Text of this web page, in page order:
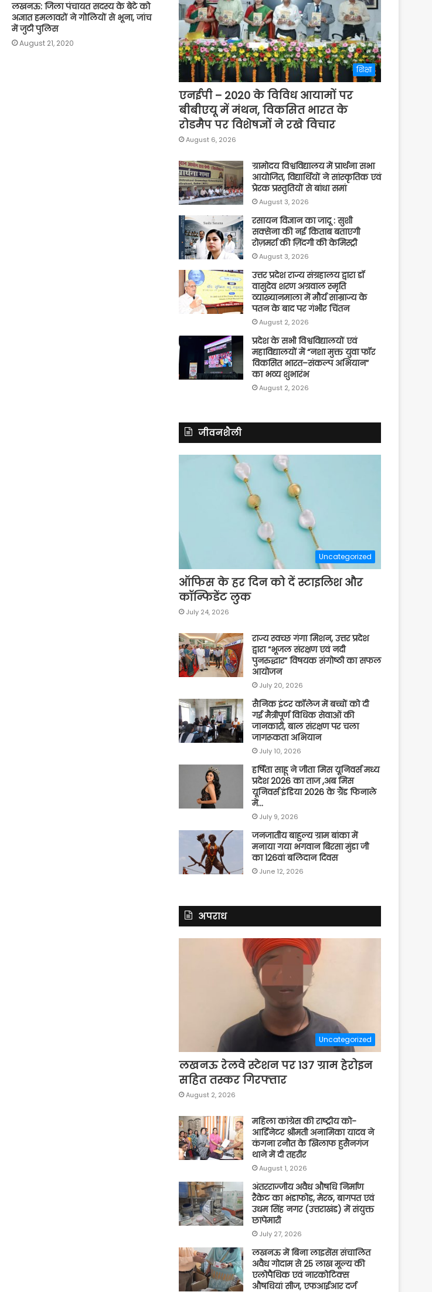
लखनऊ: जिला पंचायत सदस्य के बेटे को
अज्ञात हमलावरों ने गोलियों से भूना, जांच
में जुटी पुलिस
August 21, 2020
शिक्षा
एनईपी – 2020 के विविध आयामों पर
बीबीएयू में मंथन, विकसित भारत के
रोडमैप पर विशेषज्ञों ने रखे विचार
August 6, 2026
ग्रामोदय विश्वविद्यालय में प्रार्थना सभा
आयोजित, विद्यार्थियों ने सांस्कृतिक एवं
प्रेरक प्रस्तुतियों से बांधा समां
August 3, 2026
रसायन विज्ञान का जादू : सुशी
सक्सेना की नई किताब बताएगी
रोज़मर्रा की ज़िंदगी की केमिस्ट्री
August 3, 2026
उत्तर प्रदेश राज्य संग्रहालय द्वारा डॉ
वासुदेव शरण अग्रवाल स्मृति
व्याख्यानमाला में मौर्य साम्राज्य के
पतन के बाद पर गंभीर चिंतन
August 2, 2026
प्रदेश के सभी विश्वविद्यालयों एवं
महाविद्यालयों में “नशा मुक्त युवा फॉर
विकसित भारत–संकल्प अभियान”
का भव्य शुभारंभ
August 2, 2026
जीवनशैली
Uncategorized
ऑफिस के हर दिन को दें स्टाइलिश और
कॉन्फिडेंट लुक
July 24, 2026
राज्य स्वच्छ गंगा मिशन, उत्तर प्रदेश
द्वारा “भूजल संरक्षण एवं नदी
पुनरुद्धार” विषयक संगोष्ठी का सफल
आयोजन
July 20, 2026
सैनिक इंटर कॉलेज में बच्चों को दी
गई मैत्रीपूर्ण विधिक सेवाओं की
जानकारी, बाल संरक्षण पर चला
जागरूकता अभियान
July 10, 2026
हर्षिता साहू ने जीता मिस यूनिवर्स मध्य
प्रदेश 2026 का ताज ,अब मिस
यूनिवर्स इंडिया 2026 के ग्रैंड फिनाले
में…
July 9, 2026
जनजातीय बाहुल्य ग्राम बांका में
मनाया गया भगवान बिरसा मुंडा जी
का 126वां बलिदान दिवस
June 12, 2026
अपराध
Uncategorized
लखनऊ रेलवे स्टेशन पर 137 ग्राम हेरोइन
सहित तस्कर गिरफ्तार
August 2, 2026
महिला कांग्रेस की राष्ट्रीय को-
आर्डिनेटर श्रीमती अनामिका यादव ने
कंगना रनौत के खिलाफ हुसैनगंज
थाने में दी तहरीर
August 1, 2026
अंतरराज्जीय अवैध औषधि निर्माण
रैकेट का भंडाफोड़, मेरठ, बागपत एवं
उधम सिंह नगर (उत्तराखंड) में संयुक्त
छापेमारी
July 27, 2026
लखनऊ में बिना लाइसेंस संचालित
अवैध गोदाम से 25 लाख मूल्य की
एलोपैथिक एवं नारकोटिक्स
औषधियां सीज, एफआईआर दर्ज